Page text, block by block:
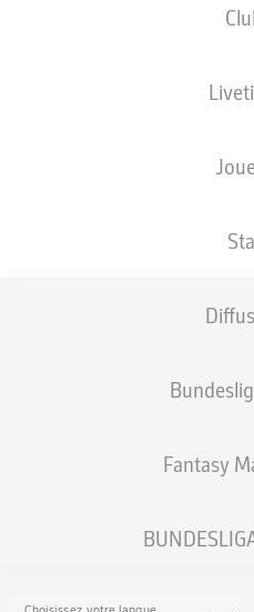
Fantasy
Les compositions